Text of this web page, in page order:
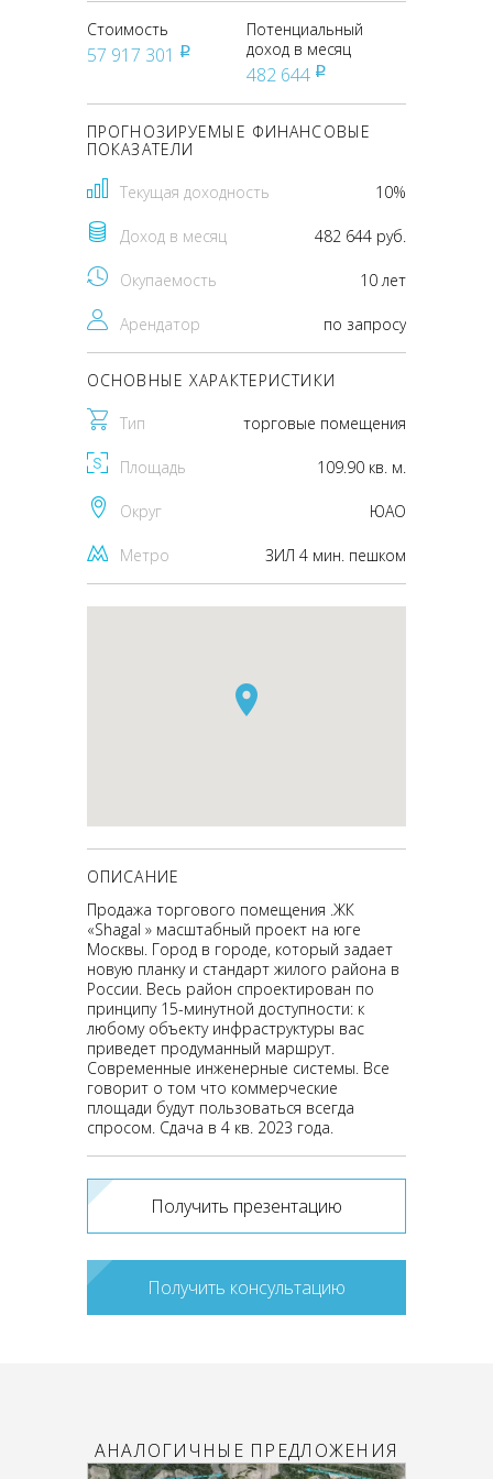
Стоимость
57 917 301 pуб
Потенциальный
доход в месяц
482 644 pуб
ПРОГНОЗИРУЕМЫЕ ФИНАНСОВЫЕ
ПОКАЗАТЕЛИ
Текущая доходность 10%
Доход в месяц 482 644 руб.
Окупаемость 10 лет
Арендатор по запросу
ОСНОВНЫЕ ХАРАКТЕРИСТИКИ
Тип торговые помещения
Площадь 109.90 кв. м.
Округ ЮАО
Метро ЗИЛ 4 мин. пешком
ОПИСАНИЕ
Продажа торгового помещения .ЖК
«Shagal » масштабный проект на юге
Москвы. Город в городе, который задает
новую планку и стандарт жилого района в
России. Весь район спроектирован по
принципу 15-минутной доступности: к
любому объекту инфраструктуры вас
приведет продуманный маршрут.
Современные инженерные системы. Все
говорит о том что коммерческие
площади будут пользоваться всегда
спросом. Сдача в 4 кв. 2023 года.
Получить презентацию
Получить консультацию
АНАЛОГИЧНЫЕ ПРЕДЛОЖЕНИЯ